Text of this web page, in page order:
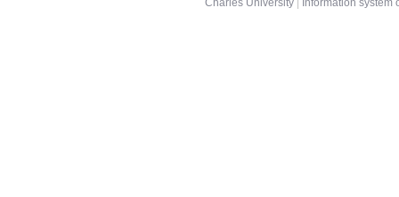
Charles University
Information